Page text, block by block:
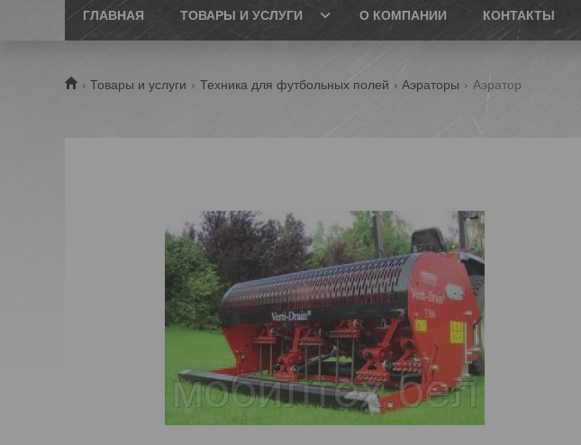
ГЛАВНАЯ ТОВАРЫ И УСЛУГИ О КОМПАНИИ КОНТАКТЫ
Товары и услуги Техника для футбольных полей Аэраторы Аэратор